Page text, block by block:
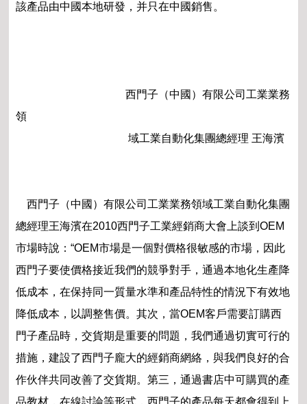
該產品由中國本地研發，并只在中國銷售。
西門子（中國）有限公司工業業務
領
域工業自動化集團總經理 王海濱
西門子（中國）有限公司工業業務領域工業自動化集團
總經理王海濱在2010西門子工業經銷商大會上談到OEM
市場時說：“OEM市場是一個對價格很敏感的市場，因此
西門子要使價格接近我們的競爭對手，通過本地化生產降
低成本，在保持同一質量水準和產品特性的情況下有效地
降低成本，以調整售價。其次，當OEM客戶需要訂購西
門子產品時，交貨期是重要的問題，我們通過切實可行的
措施，建設了西門子龐大的經銷商網絡，與我們良好的合
作伙伴共同改善了交貨期。第三，通過書店中可購買的產
品教材，在線討論等形式，西門子的產品每天都會得到上